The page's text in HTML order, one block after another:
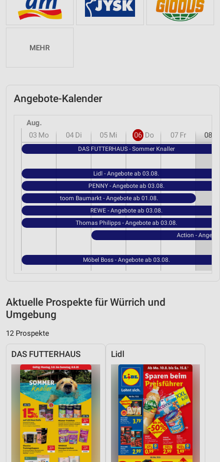
MEHR
Angebote-Kalender
Aug.
03 Mo 04 Di 05 Mi 06 Do 07 Fr 08
DAS FUTTERHAUS - Sommer Knaller
Lidl - Angebote ab 03.08.
PENNY - Angebote ab 03.08.
toom Baumarkt - Angebote ab 01.08.
REWE - Angebote ab 03.08.
Thomas Philipps - Angebote ab 03.08.
Action -
Möbel Boss - Angebote ab 03.08.
Aktuelle Prospekte für Würrich und
Umgebung
12 Prospekte
DAS FUTTERHAUS Lidl